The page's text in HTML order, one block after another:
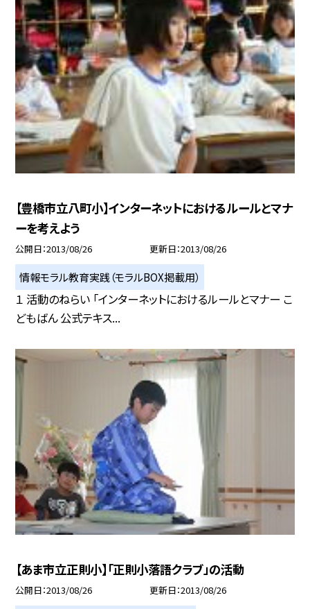
【豊橋市立八町小】インターネットにおけるルールとマナ
ーを考えよう
公開日 2013/08/26 更新日 2013/08/26
情報モラル教育実践（モラルBOX掲載用）
１ 活動のねらい 「インターネットにおけるルールとマナー こ
どもばん 公式テキス...
【あま市立正則小】「正則小落語クラブ」の活動
公開日 2013/08/26 更新日 2013/08/26